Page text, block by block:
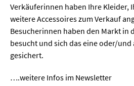
Verkäuferinnen haben Ihre Kleider,
weitere Accessoires zum Verkauf
Besucherinnen haben den Markt in
besucht und sich das eine oder/
gesichert.
….weitere Infos im Newsletter